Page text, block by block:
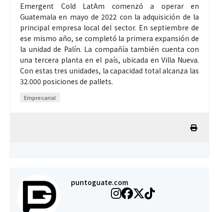
Emergent Cold LatAm comenzó a operar en
Guatemala en mayo de 2022 con la adquisición de la
principal empresa local del sector. En septiembre de
ese mismo año, se completó la primera expansión de
la unidad de Palín. La compañía también cuenta con
una tercera planta en el país, ubicada en Villa Nueva.
Con estas tres unidades, la capacidad total alcanza las
32.000 posiciones de pallets.
Empresarial
puntoguate.com